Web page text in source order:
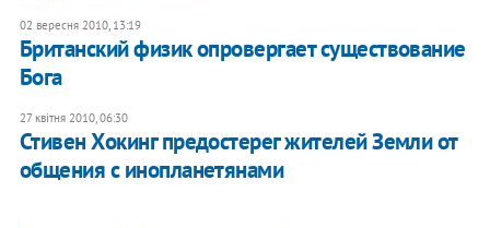
02 вересня 2010, 13:19
Британский физик опровергает существование
Бога
27 квітня 2010, 06:30
Стивен Хокинг предостерег жителей Земли от
общения с инопланетянами